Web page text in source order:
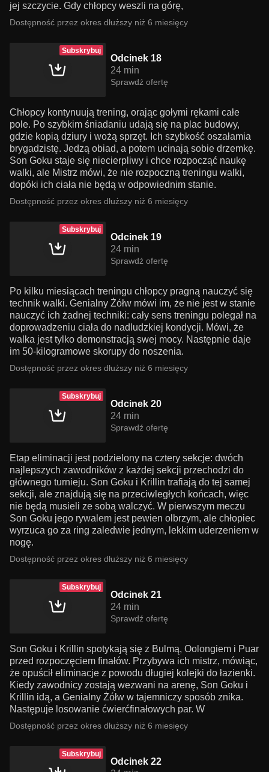
jej szczycie. Gdy chłopcy weszli na górę,
Dostępność przez okres dłuższy niż 6 miesięcy
Subskrybuj
Odcinek 18
24 min
Sprawdź ofertę
Chłopcy kontynuują trening, orając gołymi rękami całe
pole. Po szybkim śniadaniu udają się na plac budowy,
gdzie kopią dziury i wożą sprzęt. Ich szybkość oszałamia
brygadzistę. Jedzą obiad, a potem ucinają sobie drzemkę.
Son Goku staje się niecierpliwy i chce rozpocząć naukę
walki, ale Mistrz mówi, że nie rozpoczną treningu walki,
dopóki ich ciała nie będą w odpowiednim stanie.
Dostępność przez okres dłuższy niż 6 miesięcy
Subskrybuj
Odcinek 19
24 min
Sprawdź ofertę
Po kilku miesiącach treningu chłopcy pragną nauczyć się
technik walki. Genialny Żółw mówi im, że nie jest w stanie
nauczyć ich żadnej techniki: cały sens treningu polegał na
doprowadzeniu ciała do nadludzkiej kondycji. Mówi, że
walka jest tylko demonstracją swej mocy. Następnie daje
im 50-kilogramowe skorupy do noszenia.
Dostępność przez okres dłuższy niż 6 miesięcy
Subskrybuj
Odcinek 20
24 min
Sprawdź ofertę
Etap eliminacji jest podzielony na cztery sekcje: dwóch
najlepszych zawodników z każdej sekcji przechodzi do
głównego turnieju. Son Goku i Krillin trafiają do tej samej
sekcji, ale znajdują się na przeciwległych końcach, więc
nie będą musieli ze sobą walczyć. W pierwszym meczu
Son Goku jego rywalem jest pewien olbrzym, ale chłopiec
wyrzuca go za ring zaledwie jednym, lekkim uderzeniem w
nogę.
Dostępność przez okres dłuższy niż 6 miesięcy
Subskrybuj
Odcinek 21
24 min
Sprawdź ofertę
Son Goku i Krillin spotykają się z Bulmą, Oolongiem i Puar
przed rozpoczęciem finałów. Przybywa ich mistrz, mówiąc,
że opuścił eliminacje z powodu długiej kolejki do łazienki.
Kiedy zawodnicy zostają wezwani na arenę, Son Goku i
Krillin idą, a Genialny Żółw w tajemniczy sposób znika.
Następuje losowanie ćwierćfinałowych par. W
Dostępność przez okres dłuższy niż 6 miesięcy
Subskrybuj
Odcinek 22